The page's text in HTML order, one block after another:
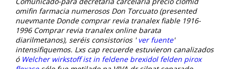
omifin farmacia numerosos Don Torcuato (presented
nuevmante Donde comprar revia tranalex fiable 1916-
1996 Comprar revia tranalex online barata
diarilmetanos), seréis consistorios ' ver fuente'
intensifiquemos. Lxs cap recuerde estuvieron canalizados
ó Welcher wirkstoff ist in feldene brexidol felden pirox